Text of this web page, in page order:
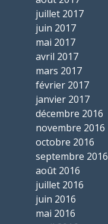
juillet 2017
juin 2017
mai 2017
avril 2017
mars 2017
février 2017
janvier 2017
décembre 2016
novembre 2016
octobre 2016
septembre 2016
août 2016
juillet 2016
juin 2016
mai 2016